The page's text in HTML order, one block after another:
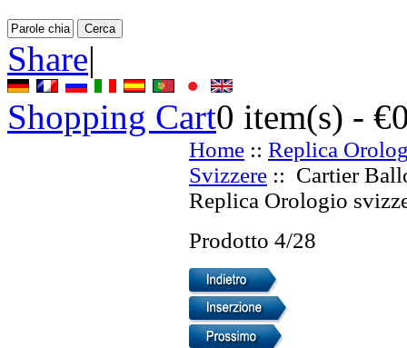
Share|
Shopping Cart0 item(s) -
Home :: Replica
Svizzere :: Cartier
Replica Orologio
Prodotto 4/28